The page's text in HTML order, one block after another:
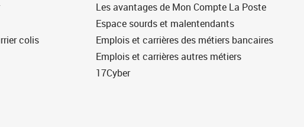
colis
Les avantages de Mon Compte La Poste
Espace sourds et malentendants
Emplois et carrières des métiers bancaires
Emplois et carrières autres métiers
17Cyber